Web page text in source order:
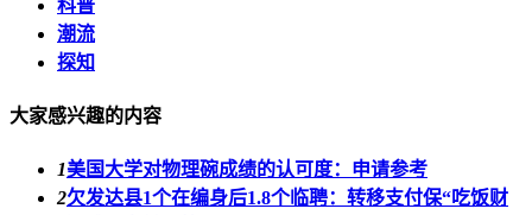
科普
潮流
探知
大家感兴趣的内容
1美国大学对物理碗成绩的认可度：申请参考
2欠发达县1个在编身后1.8个临聘：转移支付保“吃饭财